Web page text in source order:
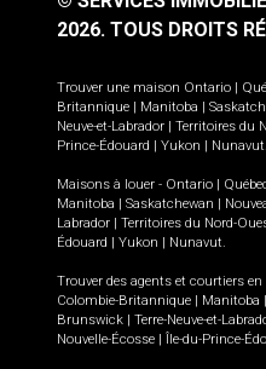
2026. TOUS DROITS
Trouver une maison Ontario
Britannique
Manitoba
Neuve-et-Labrador
Territoires du
Prince-Édouard
Yukon Nunavut
Maisons à louer - Ontario
Manitoba
Saskatchewan
Labrador
Territoires du Nord-
Édouard
Yukon Nunavut.
Trouver des agents et courtiers en
Colombie-Britannique
Manitoba
Brunswick
Terre-Neuve-et-
Nouvelle-Écosse
Île-du-Prince-